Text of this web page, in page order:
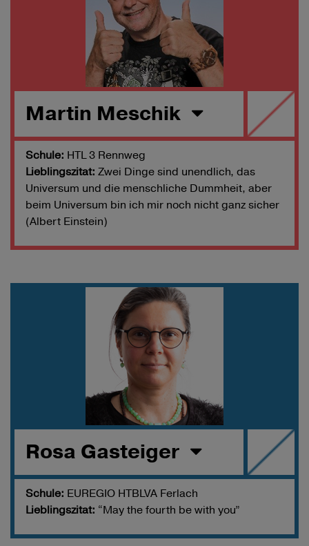
Martin Meschik
Schule: HTL 3 Rennweg
Lieblingszitat: Zwei Dinge sind unendlich, das
Universum und die menschliche Dummheit, aber
beim Universum bin ich mir noch nicht ganz sicher
(Albert Einstein)
Rosa Gasteiger
Schule: EUREGIO HTBLVA Ferlach
Lieblingszitat: “May the fourth be with you”